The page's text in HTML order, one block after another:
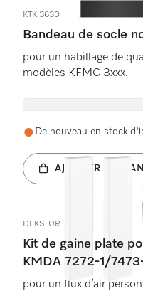
KTK 3630
Bandeau de socle
pour un habillage de
modèles KFMC 3xxx.
De nouveau en stock
AJOUTER AU
DFKS-UR
Kit de gaine plate
KMDA 7272-1/
pour un flux d’air